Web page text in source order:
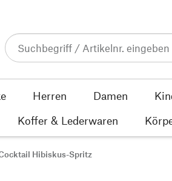
Herren Damen
Koffer & Lederwaren
Hibiskus-Spritz